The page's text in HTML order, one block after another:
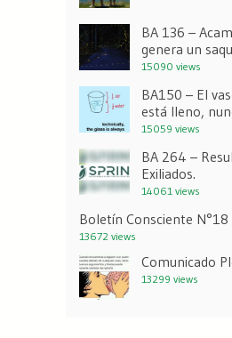
BA 136 –
genera un
15090 views
BA150 – El
está lleno,
15059 views
BA 264 –
Exiliados.
14061 views
Boletín Consciente N°18
13672 views
Comunicado
13299 views